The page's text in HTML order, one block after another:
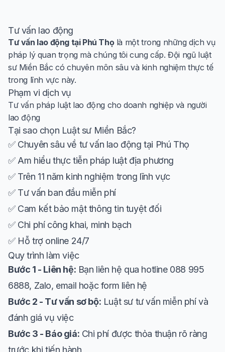
Tư vấn lao động
Tư vấn lao động tại Phú Thọlà một trong những dịch vụ
pháp lý quan trọng mà chúng tôi cung cấp. Đội ngũ luật
sư Miền Bắc có chuyên môn sâu và kinh nghiệm thực tế
trong lĩnh vực này.
Phạm vi dịch vụ
Tư vấn pháp luật lao động cho doanh nghiệp và người
lao động
Tại sao chọn Luật sư Miền Bắc?
✅ Chuyên sâu về tư vấn lao động tại Phú Thọ
✅ Am hiểu thực tiễn pháp luật địa phương
✅ Trên 11 năm kinh nghiệm trong lĩnh vực
✅ Tư vấn ban đầu miễn phí
✅ Cam kết bảo mật thông tin tuyệt đối
✅ Chi phí công khai, minh bạch
✅ Hỗ trợ online 24/7
Quy trình làm việc
Bước 1 - Liên hệ: Bạn liên hệ qua hotline 088 995
6888, Zalo, email hoặc form liên hệ
Bước 2 - Tư vấn sơ bộ: Luật sư tư vấn miễn phí và
đánh giá vụ việc
Bước 3 - Báo giá: Chi phí được thỏa thuận rõ ràng
trước khi tiến hành